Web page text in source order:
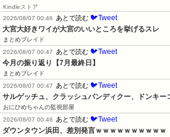
Kindleストア
2026/08/07 00:46 あとで読む 🐦Tweet
大宮大好きワイが大宮のいいところを挙げるスレ
まとめブレイド
2026/08/07 00:47 あとで読む 🐦Tweet
今月の振り返り【7月最終日】
まとめブレイド
2026/08/07 00:47 あとで読む 🐦Tweet
サルゲッチュ、クラッシュバンディクー、ドンキー
おにひめちゃんの監視部屋
2026/08/07 00:46 あとで読む 🐦Tweet
ダウンタウン浜田、差別発言ｗｗｗｗｗｗｗｗｗｗ